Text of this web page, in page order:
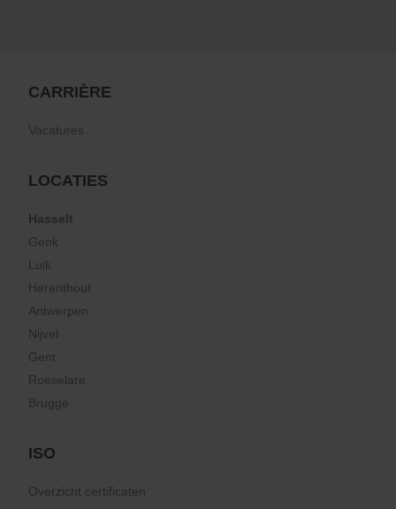
CARRIÈRE
Vacatures
LOCATIES
Hasselt
Genk
Luik
Herenthout
Antwerpen
Nijvel
Gent
Roeselare
Brugge
ISO
Overzicht certificaten